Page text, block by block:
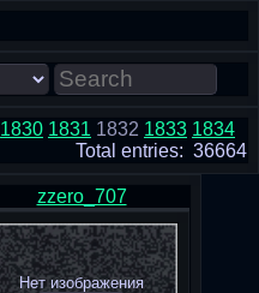
1830 1831 1832 1833 1834
Total entries: 36664
zzero_707
Нет изображения